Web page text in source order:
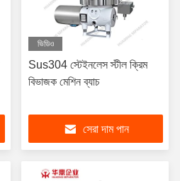
ভিডিও
Sus304 স্টেইনলেস স্টীল ক্রিম
বিভাজক মেশিন ব্যাচ
সেরা দাম পান